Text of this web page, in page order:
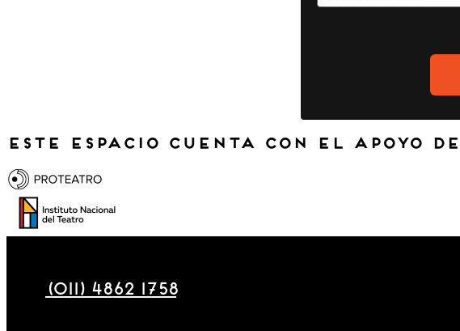
Este espacio cuenta con el apoyo de
(011) 4862 1758